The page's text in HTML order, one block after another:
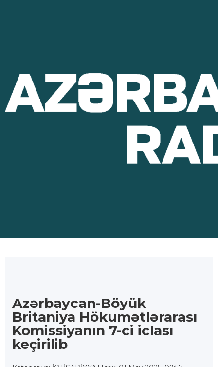
Azərbaycan-Böyük
Britaniya Hökumətlərarası
Komissiyanın 7-ci iclası
keçirilib